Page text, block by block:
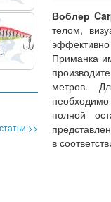
>>
Воблер
телом,
Приманка
метров.
полной
в